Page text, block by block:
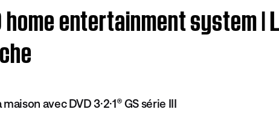
home entertainment system
avec DVD 3·2·1® GS série III